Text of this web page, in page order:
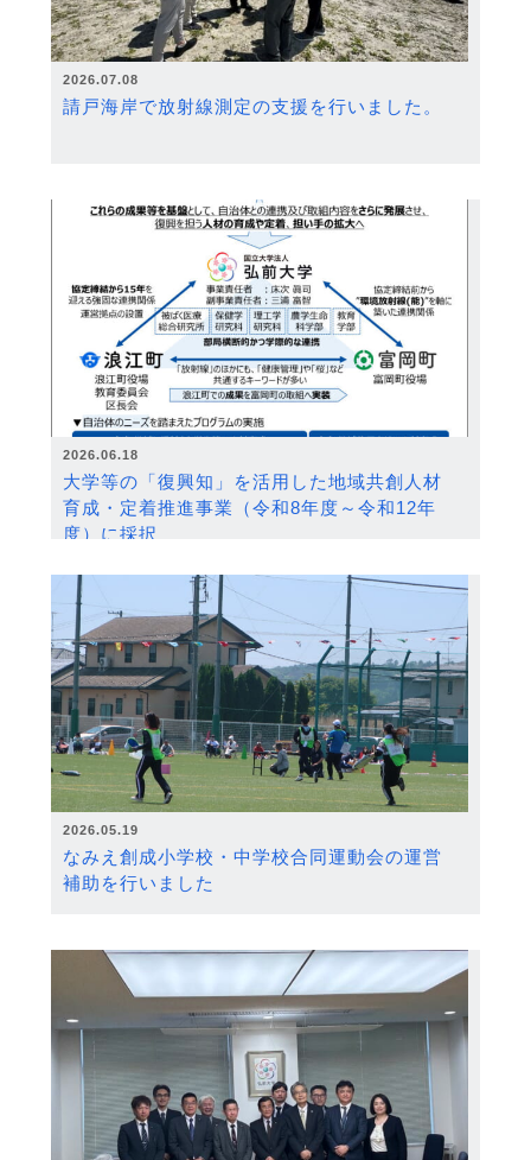
2026.07.08
請戸海岸で放射線測定の支援を行いました。
2026.06.18
大学等の「復興知」を活用した地域共創人材
育成・定着推進事業（令和8年度～令和12年
度）に採択
2026.05.19
なみえ創成小学校・中学校合同運動会の運営
補助を行いました